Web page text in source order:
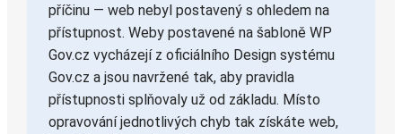
příčinu — web nebyl postavený s ohledem na
přístupnost. Weby postavené na šabloně WP
Gov.cz vycházejí z oficiálního Design systému
Gov.cz a jsou navržené tak, aby pravidla
přístupnosti splňovaly už od základu. Místo
opravování jednotlivých chyb tak získáte web,